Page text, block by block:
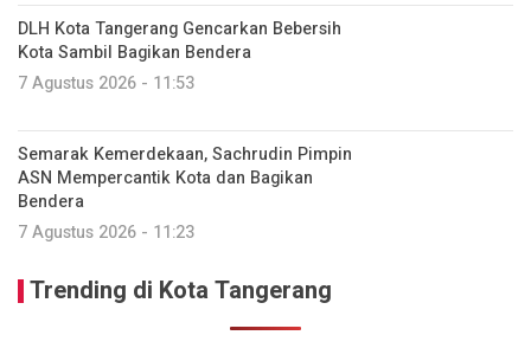
DLH Kota Tangerang Gencarkan Bebersih
Kota Sambil Bagikan Bendera
7 Agustus 2026 - 11:53
Semarak Kemerdekaan, Sachrudin Pimpin
ASN Mempercantik Kota dan Bagikan
Bendera
7 Agustus 2026 - 11:23
Trending di Kota Tangerang